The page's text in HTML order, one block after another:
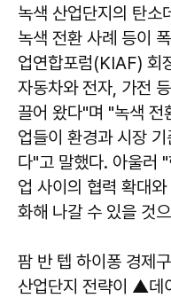
녹색 산업단지의 탄소
녹색 전환 사례 등이
업연합포럼(KIAF) 회
자동차와 전자, 가전
끌어 왔다"며 "녹색 전
업들이 환경과 시장
다"고 말했다. 아울러
업 사이의 협력 확대
화해 나갈 수 있을 것
팜 반 텝 하이퐁 경제
산업단지 전략이 ▲데